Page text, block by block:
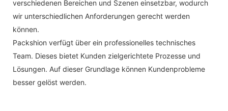
verschiedenen Bereichen und Szenen einsetzbar, wodurch
wir unterschiedlichen Anforderungen gerecht werden
können.
Packshion verfügt über ein professionelles technisches
Team. Dieses bietet Kunden zielgerichtete Prozesse und
Lösungen. Auf dieser Grundlage können Kundenprobleme
besser gelöst werden.